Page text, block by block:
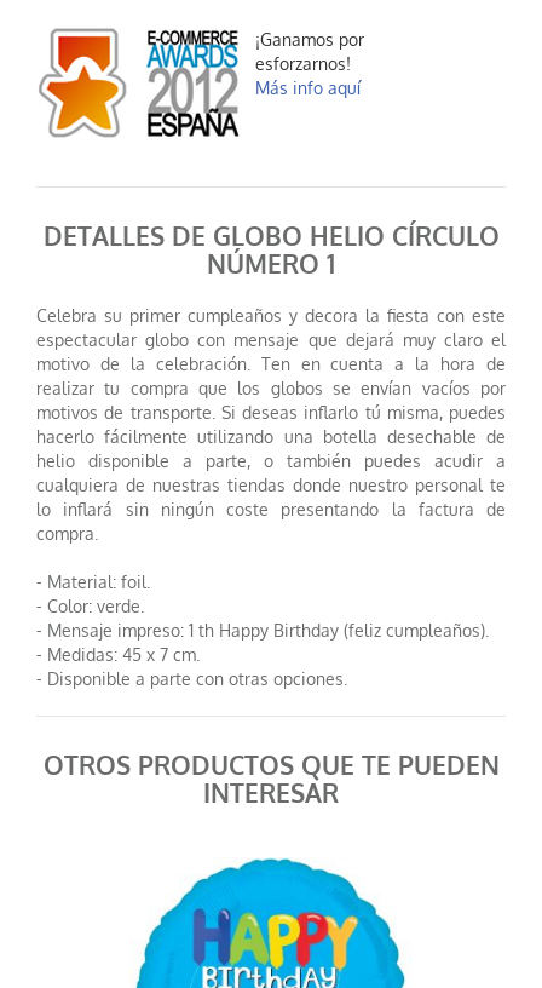
¡Ganamos por
esforzarnos!
Más info aquí
DETALLES DE GLOBO HELIO CÍRCULO
NÚMERO 1
Celebra su primer cumpleaños y decora la fiesta con este
espectacular globo con mensaje que dejará muy claro el
motivo de la celebración. Ten en cuenta a la hora de
realizar tu compra que los globos se envían vacíos por
motivos de transporte. Si deseas inflarlo tú misma, puedes
hacerlo fácilmente utilizando una botella desechable de
helio disponible a parte, o también puedes acudir a
cualquiera de nuestras tiendas donde nuestro personal te
lo inflará sin ningún coste presentando la factura de
compra.
- Material: foil.
- Color: verde.
- Mensaje impreso: 1 th Happy Birthday (feliz cumpleaños).
- Medidas: 45 x 7 cm.
- Disponible a parte con otras opciones.
OTROS PRODUCTOS QUE TE PUEDEN
INTERESAR